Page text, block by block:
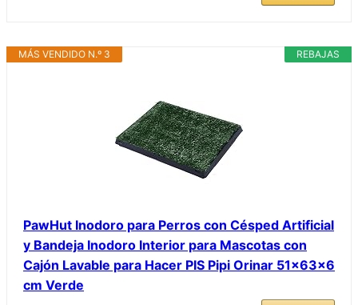
REBAJAS
MÁS VENDIDO N.º 3
PawHut Inodoro para Perros con Césped Artificial
y Bandeja Inodoro Interior para Mascotas con
Cajón Lavable para Hacer PIS Pipi Orinar 51x63x6
cm Verde